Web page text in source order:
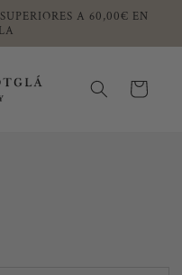
A 60,00€ EN
Carrito